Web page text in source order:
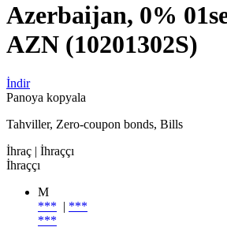
Azerbaijan, 0%
AZN (10201302S)
İndir
Panoya kopyala
Tahviller, Zero-coupon bonds, Bills
İhraç | İhraççı
İhraççı
M
*** | ***
***